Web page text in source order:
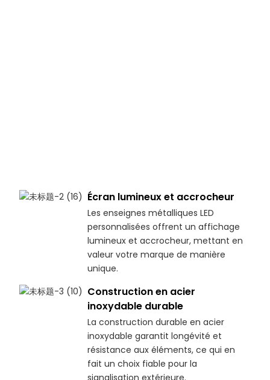
Écran lumineux et accrocheur
Les enseignes métalliques LED
personnalisées offrent un affichage
lumineux et accrocheur, mettant en
valeur votre marque de manière
unique.
Construction en acier
inoxydable durable
La construction durable en acier
inoxydable garantit longévité et
résistance aux éléments, ce qui en
fait un choix fiable pour la
signalisation extérieure.